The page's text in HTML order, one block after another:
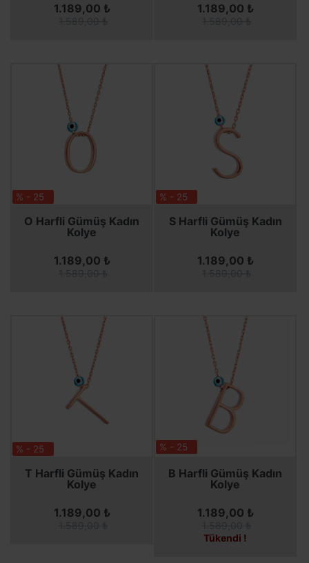
1.189,00 ₺ 1.189,00 ₺
% - 25
O Harfli Gümüş Kadın
Kolye
SEPETE EKLE
1.189,00 ₺
SEPETE EKLE
% - 25
S Harfli Gümüş Kadın
Kolye
SEPETE EKLE
1.189,00 ₺
SEPETE EKLE
% - 25
T Harfli Gümüş Kadın
Kolye
SEPETE EKLE
1.189,00 ₺
SEPETE EKLE
% - 25
B Harfli Gümüş Kadın
Kolye
SEPETE EKLE
1.189,00 ₺
Tükendi !